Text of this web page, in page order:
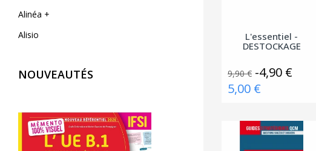
Alinéa +
Alisio
Allary éditions
Alpha Pict
Alphil éditions
NOUVEAUTÉS
L'essentiel -
DESTOCKAGE
9,90 € -4,90 €
5,00 €